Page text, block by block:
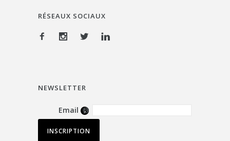
RÉSEAUX SOCIAUX
NEWSLETTER
Email